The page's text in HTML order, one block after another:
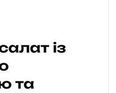
із
та